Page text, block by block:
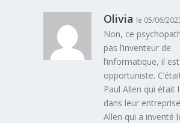
Olivia le 05/06/
Non, ce
pas l’inventeur de
l’informatique, il
opportuniste.
Paul Allen qui était
dans leur
Allen qui a inventé